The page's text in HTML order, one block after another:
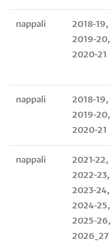
nappali
2018-19,
2019-20,
2020-21
nappali
2018-19,
2019-20,
2020-21
nappali
2021-22,
2022-23,
2023-24,
2024-25,
2025-26,
2026_27